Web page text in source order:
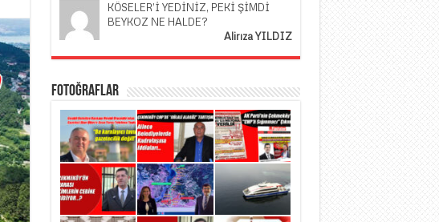
KÖSELER’İ YEDİNİZ, PEKİ ŞİMDİ
BEYKOZ NE HALDE?
Alirıza YILDIZ
Fotoğraflar